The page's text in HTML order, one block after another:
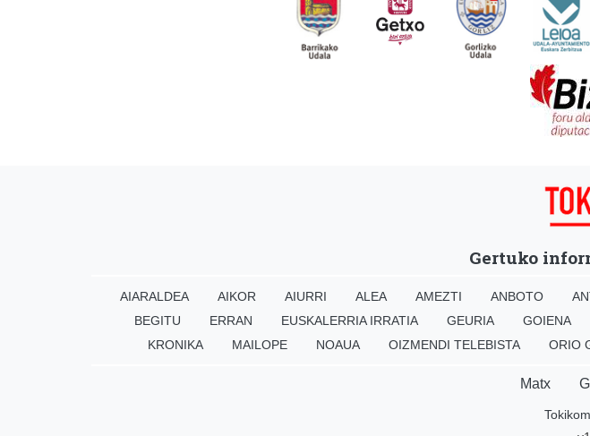
Gertuko
AIARALDEA AIKOR AIURRI ALEA AMEZTI ANBOTO
BEGITU
ERRAN EUSKALERRIA IRRATIA GEURIA GOIENA
KRONIKA
MAILOPE NOAUA OIZMENDI TELEBISTA ORIO
Matx